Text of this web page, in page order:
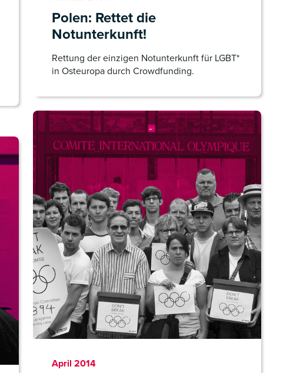
Polen: Rettet die
Notunterkunft!
Rettung der einzigen Notunterkunft für LGBT*
in Osteuropa durch Crowdfunding.
April 2014